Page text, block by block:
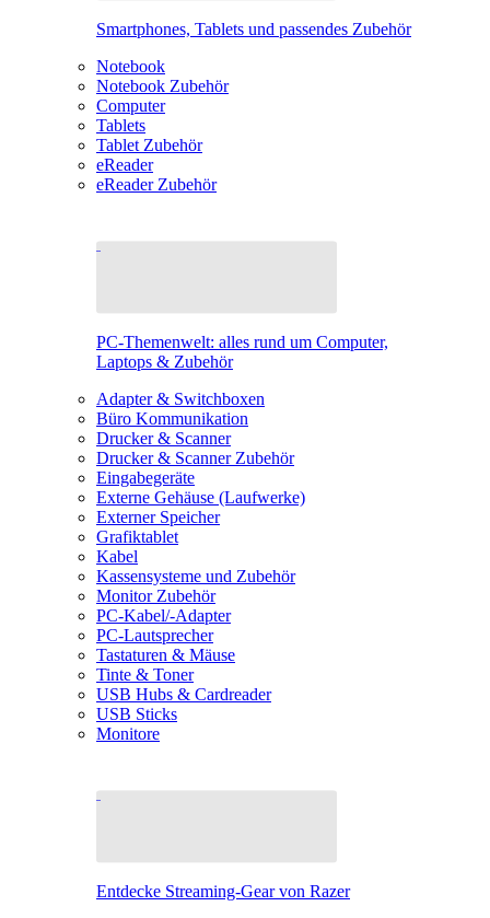
Smartphones, Tablets und passendes Zubehör
Notebook
Notebook Zubehör
Computer
Tablets
Tablet Zubehör
eReader
eReader Zubehör
PC-Themenwelt: alles rund um Computer,
Laptops & Zubehör
Adapter & Switchboxen
Büro Kommunikation
Drucker & Scanner
Drucker & Scanner Zubehör
Eingabegeräte
Externe Gehäuse (Laufwerke)
Externer Speicher
Grafiktablet
Kabel
Kassensysteme und Zubehör
Monitor Zubehör
PC-Kabel/-Adapter
PC-Lautsprecher
Tastaturen & Mäuse
Tinte & Toner
USB Hubs & Cardreader
USB Sticks
Monitore
Entdecke Streaming-Gear von Razer